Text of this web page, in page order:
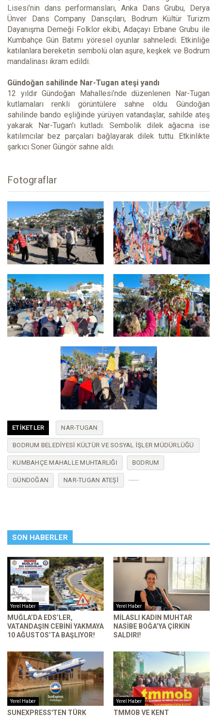
Lisesi’nin dans performansları, Anka Dans Grubu, Derya
Ünver Dans Company Dansçıları, Bodrum Kültür Turizm
Dayanışma Derneği Folklor ekibi, Adaçayı Erbane Grubu ile
Kumbahçe Gün Batımı yöresel oyunlar sahneledi. Etkinliğe
katılanlara bereketin sembolü olan aşure, keşkek ve Bodrum
mandalinası ikram edildi.
Gündoğan sahilinde Nar-Tugan ateşi yandı
12 yıldır Gündoğan Mahallesi’nde düzenlenen Nar-Tugan
kutlamaları renkli görüntülere sahne oldu. Gündoğan
sahilinde bando eşliğinde yürüyen vatandaşlar, sahilde ateş
yakarak Nar-Tugan'ı kutladı. Sembolik dilek ağacına ise
katılımcılar bez parçaları bağlayarak dilek tuttu. Etkinlikte
şarkıcı Soner Güngör sahne aldı.
Fotograflar
ETIKETLER NAR-TUGAN
BODRUM BELEDIYESI KÜLTÜR VE SOSYAL İŞLER MÜDÜRLÜĞÜ
KUMBAHÇE MAHALLE MUHTARLIĞI BODRUM
GÜNDOĞAN NAR-TUGAN ATEŞI
SON HABERLER
Yerel Haber
MUĞLA’DA EDS’LER,
VATANDAŞIN CEBINI YAKMAYA
10 AĞUSTOS’TA BAŞLIYOR!
Yerel Haber
MILASLI KADIN MUHTAR
NASIBE BOĞA’YA ÇIRKIN
SALDIRI!
Yerel Haber
SUNEXPRESS'TEN TÜRK
Yerel Haber
TMMOB VE KENT